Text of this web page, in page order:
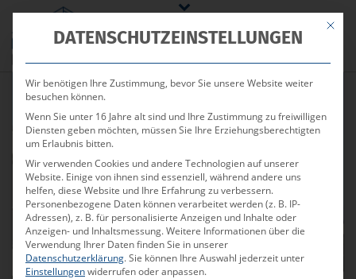
Verkauft
Famose, lichtverwöhnte Attika
im Neubaukomplex
Mit
DATENSCHUTZEINSTELLUNGEN
Wir benötigen Ihre Zustimmung, bevor Sie unsere Website weiter
besuchen können.
Wenn Sie unter 16 Jahre alt sind und Ihre Zustimmung zu freiwilligen
Diensten geben möchten, müssen Sie Ihre Erziehungsberechtigten
um Erlaubnis bitten.
Wir verwenden Cookies und andere Technologien auf unserer
Website. Einige von ihnen sind essenziell, während andere uns
helfen, diese Website und Ihre Erfahrung zu verbessern.
Personenbezogene Daten können verarbeitet werden (z. B. IP-
Adressen), z. B. für personalisierte Anzeigen und Inhalte oder
Anzeigen- und Inhaltsmessung.Weitere Informationen über die
Verwendung Ihrer Daten finden Sie in unserer
Datenschutzerklärung.Sie können Ihre Auswahl jederzeit unter
Einstellungenwiderrufen oder anpassen.